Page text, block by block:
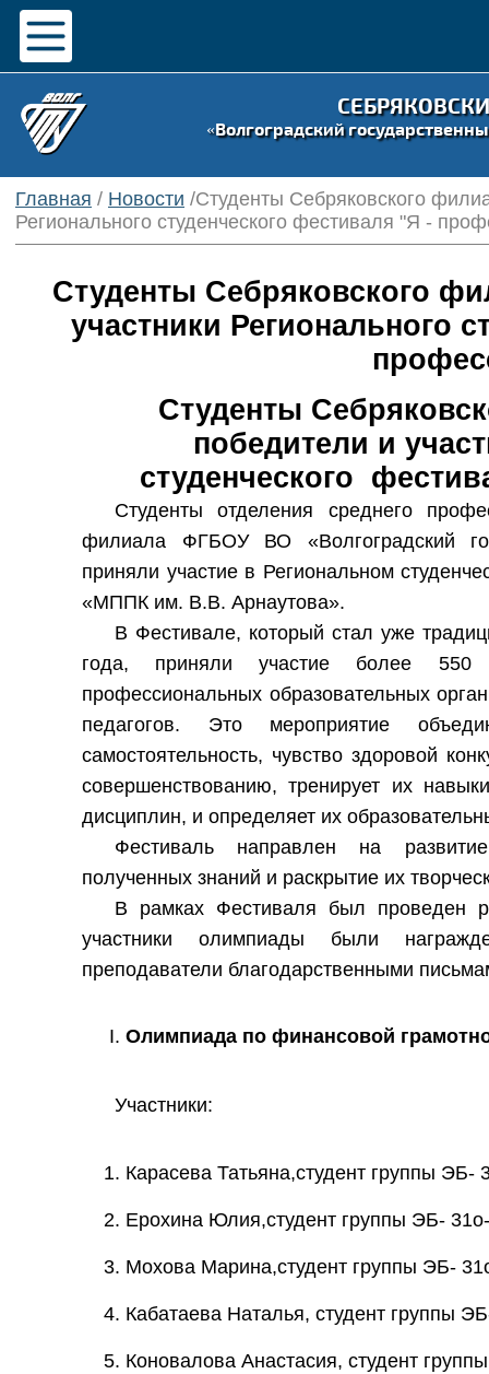
«Волгоградский
Главная / Новости /Студенты Себряковского
Регионального студенческого фестиваля "Я -
Студенты Себряковского
участники Регионального
Студенты
победители и
студенческого
Студенты отделения среднего
филиала ФГБОУ ВО «Волгоградский
приняли участие в Региональном
«МППК им. В.В. Арнаутова».
В Фестивале, который стал уже
года, приняли участие более 550
профессиональных образовательных
педагогов. Это мероприятие
самостоятельность, чувство здоровой
совершенствованию, тренирует их
дисциплин, и определяет их
Фестиваль направлен на
полученных знаний и раскрытие их
В рамках Фестиваля был проведен
участники олимпиады были
преподаватели благодарственными
Олимпиада по финансовой
Участники:
Карасева Татьяна,студент группы
Ерохина Юлия,студент группы ЭБ-
Мохова Марина,студент группы ЭБ-
Кабатаева Наталья, студент группы
Коновалова Анастасия, студент